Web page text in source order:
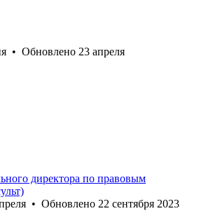
• Обновлено 23 апреля
директора по правовым
• Обновлено 22 сентября 2023